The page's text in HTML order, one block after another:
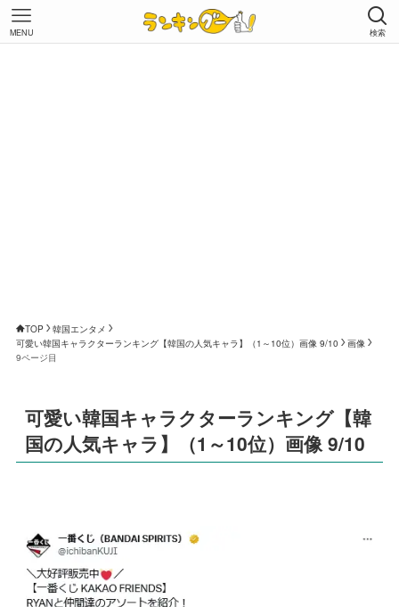
検索
MENU
TOP
韓国エンタメ
可愛い韓国キャラクターランキング【韓国の人気キャラ】（1～10位）画像 9/10
画像
9ページ目
可愛い韓国キャラクターランキング【韓
国の人気キャラ】（1～10位）画像 9/10